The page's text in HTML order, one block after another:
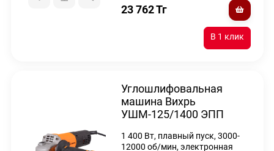
23 762Тг
Углошлифовальная
машина Вихрь
УШМ-125/1400 ЭПП
1 400 Вт, плавный пуск, 3000-
12000 об/мин, электронная